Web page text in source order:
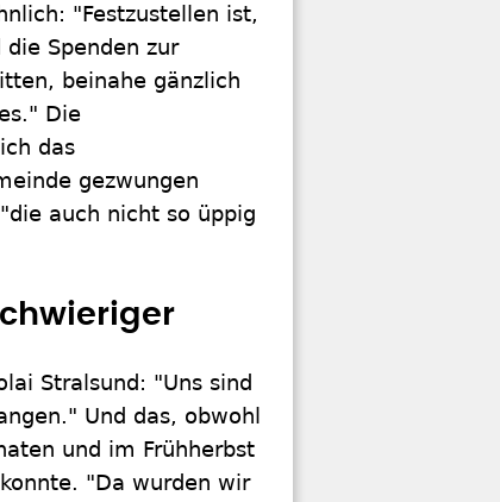
"Festzustellen ist,
Spenden zur
beinahe gänzlich
Die
das
gezwungen
auch nicht so üppig
Stralsund: "Uns sind
Und das, obwohl
und im Frühherbst
"Da wurden wir